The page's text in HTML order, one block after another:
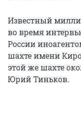
Известный
во время
России
шахте имени
этой же шахте
Юрий Тиньков.